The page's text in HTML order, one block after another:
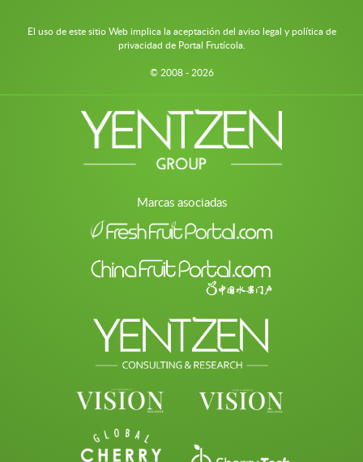
El uso de este sitio Web implica la aceptación del aviso legal y política de
privacidad de Portal Frutícola.
© 2008 - 2026
Marcas asociadas